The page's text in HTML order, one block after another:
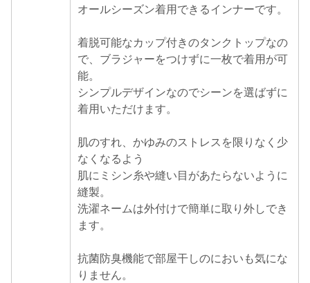
オールシーズン着用できるインナーです。
着脱可能なカップ付きのタンクトップなの
で、ブラジャーをつけずに一枚で着用が可
能。
シンプルデザインなのでシーンを選ばずに
着用いただけます。
肌のすれ、かゆみのストレスを限りなく少
なくなるよう
肌にミシン糸や縫い目があたらないように
縫製。
洗濯ネームは外付けで簡単に取り外しでき
ます。
抗菌防臭機能で部屋干しのにおいも気にな
りません。